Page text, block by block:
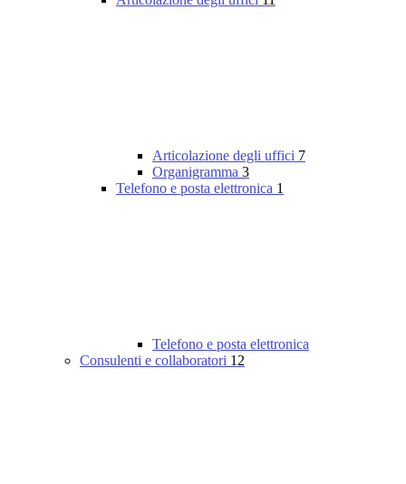
Articolazione degli uffici 7
Organigramma 3
Telefono e posta elettronica 1
Telefono e posta elettronica
Consulenti e collaboratori 12